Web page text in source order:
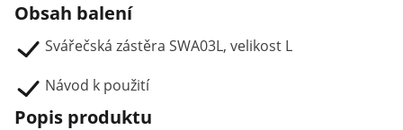
Obsah balení
Svářečská zástěra SWA03L, velikost L
Návod k použití
Popis produktu